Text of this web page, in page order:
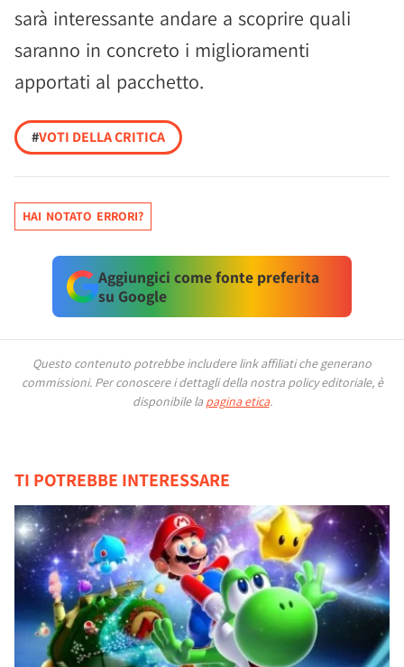
sarà interessante andare a scoprire quali
saranno in concreto i miglioramenti
apportati al pacchetto.
#VOTI DELLA CRITICA
HAI NOTATO ERRORI?
Aggiungici come fonte preferita
su Google
Questo contenuto potrebbe includere link affiliati che generano
commissioni. Per conoscere i dettagli della nostra policy editoriale, è
disponibile la pagina etica.
TI POTREBBE INTERESSARE